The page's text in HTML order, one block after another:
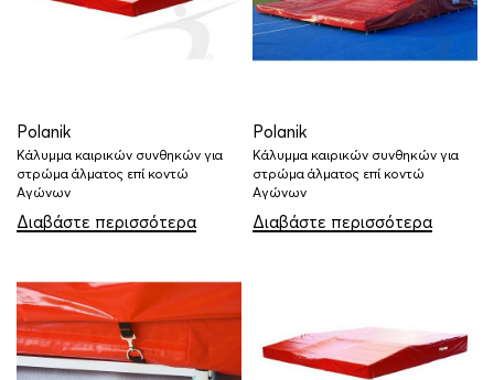
Polanik
Κάλυμμα καιρικών συνθηκών για
στρώμα άλματος επί κοντώ
Αγώνων
Διαβάστε περισσότερα
Polanik
Κάλυμμα καιρικών συνθηκών για
στρώμα άλματος επί κοντώ
Αγώνων
Διαβάστε περισσότερα